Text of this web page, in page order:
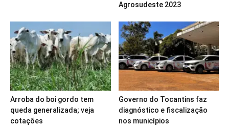
Agrosudeste 2023
Arroba do boi gordo tem
queda generalizada; veja
cotações
Governo do Tocantins faz
diagnóstico e fiscalização
nos municípios